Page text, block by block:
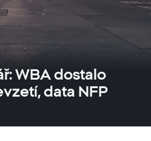
WBA dostalo
data NFP